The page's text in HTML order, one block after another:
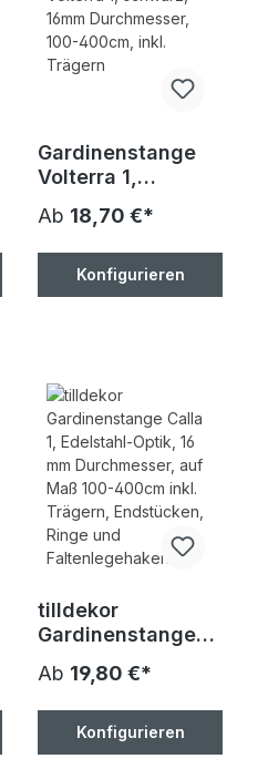
Gardinenstange
Volterra 1,
Durchmesser,
100-400cm, inkl.
Trägern
Ab 18,70 €*
Konfigurieren
tilldekor
Gardinenstange
Optik, 16 mm
Durchmesser, auf
Maß 100-400cm
inkl. Trägern,
Ab 19,80 €*
Konfigurieren